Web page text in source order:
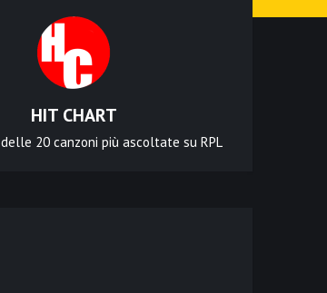
HIT CHART
20 canzoni più ascoltate su RPL